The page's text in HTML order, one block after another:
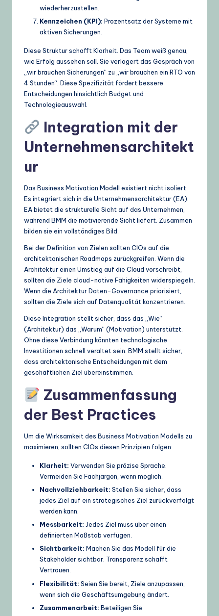
wiederherzustellen.
Kennzeichen (KPI): Prozentsatz der Systeme mit
aktiven Sicherungen.
Diese Struktur schafft Klarheit. Das Team weiß genau,
wie Erfolg aussehen soll. Sie verlagert das Gespräch von
„wir brauchen Sicherungen“ zu „wir brauchen ein RTO von
4 Stunden“. Diese Spezifizität fördert bessere
Entscheidungen hinsichtlich Budget und
Technologieauswahl.
Integration mit der
Unternehmensarchitekt
ur
Das Business Motivation Modell existiert nicht isoliert.
Es integriert sich in die Unternehmensarchitektur (EA).
EA bietet die strukturelle Sicht auf das Unternehmen,
während BMM die motivierende Sicht liefert. Zusammen
bilden sie ein vollständiges Bild.
Bei der Definition von Zielen sollten CIOs auf die
architektonischen Roadmaps zurückgreifen. Wenn die
Architektur einen Umstieg auf die Cloud vorschreibt,
sollten die Ziele cloud-native Fähigkeiten widerspiegeln.
Wenn die Architektur Daten-Governance priorisiert,
sollten die Ziele sich auf Datenqualität konzentrieren.
Diese Integration stellt sicher, dass das „Wie“
(Architektur) das „Warum“ (Motivation) unterstützt.
Ohne diese Verbindung könnten technologische
Investitionen schnell veraltet sein. BMM stellt sicher,
dass architektonische Entscheidungen mit dem
geschäftlichen Ziel übereinstimmen.
Zusammenfassung
der Best Practices
Um die Wirksamkeit des Business Motivation Modells zu
maximieren, sollten CIOs diesen Prinzipien folgen:
Klarheit: Verwenden Sie präzise Sprache.
Vermeiden Sie Fachjargon, wenn möglich.
Nachvollziehbarkeit: Stellen Sie sicher, dass
jedes Ziel auf ein strategisches Ziel zurückverfolgt
werden kann.
Messbarkeit: Jedes Ziel muss über einen
definierten Maßstab verfügen.
Sichtbarkeit: Machen Sie das Modell für die
Stakeholder sichtbar. Transparenz schafft
Vertrauen.
Flexibilität: Seien Sie bereit, Ziele anzupassen,
wenn sich die Geschäftsumgebung ändert.
Zusammenarbeit: Beteiligen Sie